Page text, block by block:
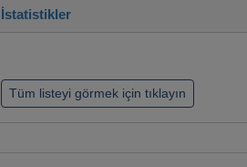
İstatistikler
Tüm listeyi görmek için tıklayın